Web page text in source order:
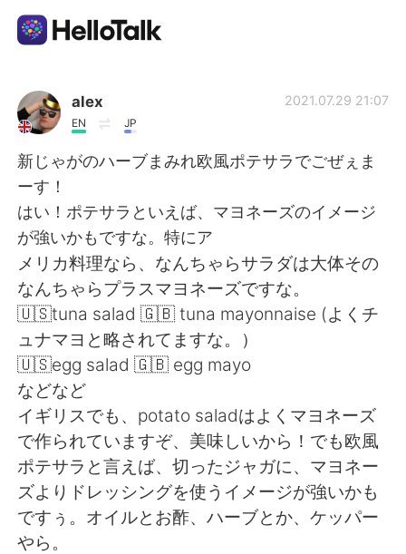
Приложение для Языкового Обмена
AI Grammar Checker
Русский
English 简体中文
繁體中文 Español
العربية Français
Deutsch 日本語
한국어 ไทย
Indonesia Italiano
Türkçe
alex
EN JP
2021.07.29 21:07
新じゃがのハーブまみれ欧風ポテサラでごぜぇま
ーす！
はい！ポテサラといえば、マヨネーズのイメージ
が強いかもですな。特にア
メリカ料理なら、なんちゃらサラダは大体その
なんちゃらプラスマヨネーズですな。
🇺🇸tuna salad 🇬🇧 tuna mayonnaise (よくチ
ュナマヨと略されてますな。）
🇺🇸egg salad 🇬🇧 egg mayo
などなど
イギリスでも、potato saladはよくマヨネーズ
で作られていますぞ、美味しいから！でも欧風
ポテサラと言えば、切ったジャガに、マヨネー
ズよりドレッシングを使うイメージが強いかも
ですぅ。オイルとお酢、ハーブとか、ケッパー
やら。